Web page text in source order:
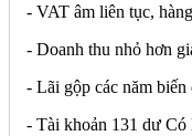
- VAT âm liên tục,
- Doanh thu nhỏ hơn
- Lãi gộp các năm
- Tài khoản 131 dư Có